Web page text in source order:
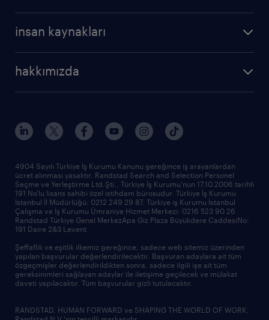
insan kaynakları
hakkımızda
4904 Sayılı Türkiye İş Kurumu Kanunu gereğince iş arayanlardan
ücret alınması yasaktır. Randstad Search and Selection Personel
Seçme ve Yerleştirme Ltd.Şti., Türkiye İş Kurumu'nun 17.10.2006 tarihli
191 No'lu lisans sahibi özel istihdam bürosudur. Türkiye İş Kurumu
İstanbul İl Müdürlüğü: 0212 249 29 87, Türkiye iş Kurumu İstanbul
Çalışma ve İş Kurumu Ümraniye Hizmet Merkezi: 0216 523 90 26
Randstad Türkiye Genel MerkezApa Giz Plaza Büyükdere CaddesiNo:
191 Daire 2&3 Levent
Şeffaflık ve eşitlik ilkemiz gereğince, sadece web sitemiz üzerinden
yapılan başvurular değerlendirilecektir. Başvuran adaylara ait tüm
özgeçmişler değerlendirildikten sonra, sadece ilgili işe ait tüm
gereksinimleri sağlayan adaylar ile iletişime geçilecek ve mülakat
daveti yapılacaktır. Tüm başvurular gizli tutulacaktır.
RANDSTAD, HUMAN FORWARD ve SHAPING THE WORLD OF WORK,